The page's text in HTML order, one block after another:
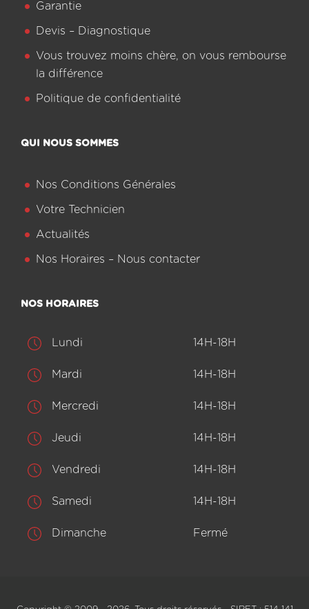
Garantie
Devis – Diagnostique
Vous trouvez moins chère, on vous rembourse
la différence
Politique de confidentialité
QUI NOUS SOMMES
Nos Conditions Générales
Votre Technicien
Actualités
Nos Horaires – Nous contacter
NOS HORAIRES
Lundi 14H-18H
Mardi 14H-18H
Mercredi 14H-18H
Jeudi 14H-18H
Vendredi 14H-18H
Samedi 14H-18H
Dimanche Fermé